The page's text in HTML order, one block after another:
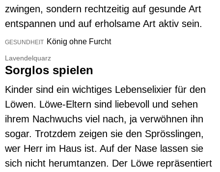
zwingen, sondern rechtzeitig auf gesunde Art
entspannen und auf erholsame Art aktiv sein.
GESUNDHEIT König ohne Furcht
Lavendelquarz
Sorglos spielen
Kinder sind ein wichtiges Lebenselixier für den
Löwen. Löwe-Eltern sind liebevoll und sehen
ihrem Nachwuchs viel nach, ja verwöhnen ihn
sogar. Trotzdem zeigen sie den Sprösslingen,
wer Herr im Haus ist. Auf der Nase lassen sie
sich nicht herumtanzen. Der Löwe repräsentiert